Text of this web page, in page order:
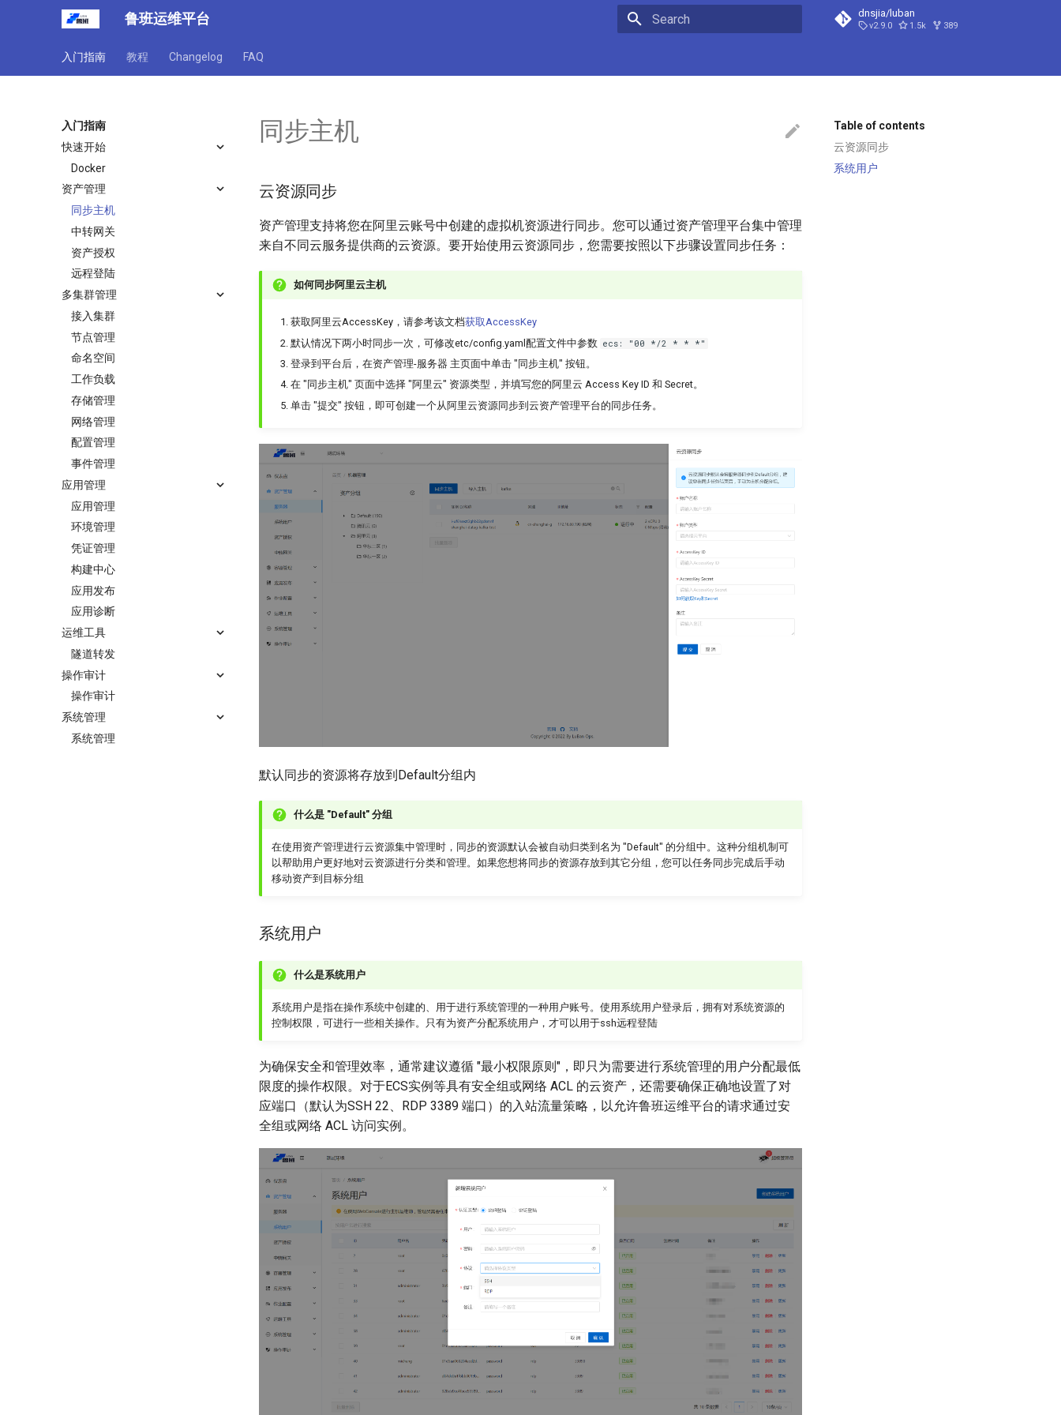
鲁班运维平台 dnsjia/luban
v2.9.0 1.5k 389
入门指南 教程 Changelog FAQ
入门指南
快速开始
Docker
资产管理
同步主机
中转网关
资产授权
远程登陆
多集群管理
接入集群
节点管理
命名空间
工作负载
存储管理
网络管理
配置管理
事件管理
应用管理
应用管理
环境管理
凭证管理
构建中心
应用发布
应用诊断
运维工具
隧道转发
操作审计
操作审计
系统管理
系统管理
Table of contents
云资源同步
系统用户
同步主机
云资源同步
资产管理支持将您在阿里云账号中创建的虚拟机资源进行同步。您可以通过资产管理平台集中管理
来自不同云服务提供商的云资源。要开始使用云资源同步，您需要按照以下步骤设置同步任务：
如何同步阿里云主机
获取阿里云AccessKey，请参考该文档获取AccessKey
默认情况下两小时同步一次，可修改etc/config.yaml配置文件中参数 ecs: "00 */2 * * *"
登录到平台后，在资产管理-服务器 主页面中单击 "同步主机" 按钮。
在 "同步主机" 页面中选择 "阿里云" 资源类型，并填写您的阿里云 Access Key ID 和 Secret。
单击 "提交" 按钮，即可创建一个从阿里云资源同步到云资产管理平台的同步任务。
默认同步的资源将存放到Default分组内
什么是 "Default" 分组
在使用资产管理进行云资源集中管理时，同步的资源默认会被自动归类到名为 "Default" 的分组中。这种分组机制可
以帮助用户更好地对云资源进行分类和管理。如果您想将同步的资源存放到其它分组，您可以任务同步完成后手动
移动资产到目标分组
系统用户
什么是系统用户
系统用户是指在操作系统中创建的、用于进行系统管理的一种用户账号。使用系统用户登录后，拥有对系统资源的
控制权限，可进行一些相关操作。只有为资产分配系统用户，才可以用于ssh远程登陆
为确保安全和管理效率，通常建议遵循 "最小权限原则"，即只为需要进行系统管理的用户分配最低
限度的操作权限。对于ECS实例等具有安全组或网络 ACL 的云资产，还需要确保正确地设置了对
应端口（默认为SSH 22、RDP 3389 端口）的入站流量策略，以允许鲁班运维平台的请求通过安
全组或网络 ACL 访问实例。